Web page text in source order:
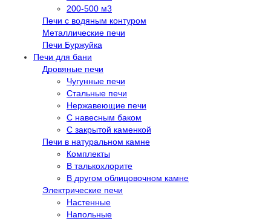
200-500 м3
Печи с водяным контуром
Металлические печи
Печи Буржуйка
Печи для бани
Дровяные печи
Чугунные печи
Стальные печи
Нержавеющие печи
С навесным баком
С закрытой каменкой
Печи в натуральном камне
Комплекты
В талькохлорите
В другом облицовочном камне
Электрические печи
Настенные
Напольные